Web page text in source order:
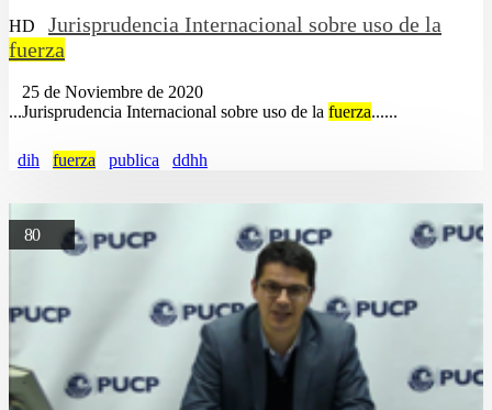
HD
Jurisprudencia Internacional sobre uso de la
fuerza
25 de Noviembre de 2020
...Jurisprudencia Internacional sobre uso de la fuerza......
dih fuerza publica ddhh
80